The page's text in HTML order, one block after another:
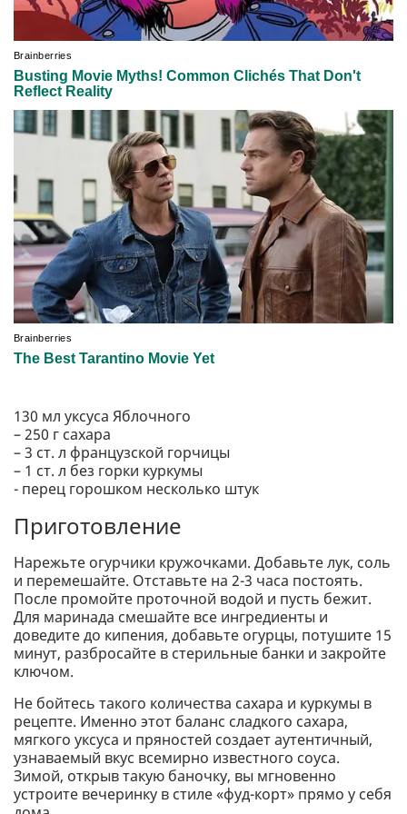
130 мл уксуса Яблочного
– 250 г сахара
– 3 ст. л французской горчицы
– 1 ст. л без горки куркумы
- перец горошком несколько штук
Приготовление
Нарежьте огурчики кружочками. Добавьте лук, соль
и перемешайте. Отставьте на 2-3 часа постоять.
После промойте проточной водой и пусть бежит.
Для маринада смешайте все ингредиенты и
доведите до кипения, добавьте огурцы, потушите 15
минут, разбросайте в стерильные банки и закройте
ключом.
Не бойтесь такого количества сахара и куркумы в
рецепте. Именно этот баланс сладкого сахара,
мягкого уксуса и пряностей создает аутентичный,
узнаваемый вкус всемирно известного соуса.
Зимой, открыв такую ​​баночку, вы мгновенно
устроите вечеринку в стиле «фуд-корт» прямо у себя